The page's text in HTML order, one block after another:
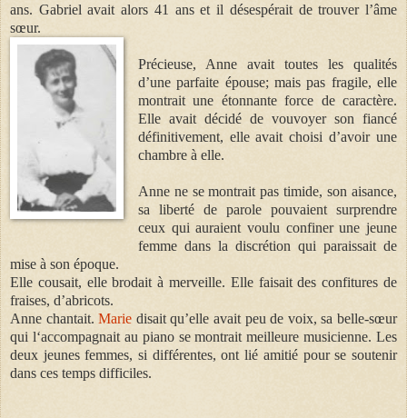
ans. Gabriel avait alors 41 ans et il désespérait de trouver l’âme
sœur.
Précieuse, Anne avait toutes les qualités
d’une parfaite épouse; mais pas fragile, elle
montrait une étonnante force de caractère.
Elle avait décidé de vouvoyer son fiancé
définitivement, elle avait choisi d’avoir une
chambre à elle.
Anne ne se montrait pas timide, son aisance,
sa liberté de parole pouvaient surprendre
ceux qui auraient voulu confiner une jeune
femme dans la discrétion qui paraissait de
mise à son époque.
Elle cousait, elle brodait à merveille. Elle faisait des confitures de
fraises, d’abricots.
Anne chantait.Marie disait qu’elle avait peu de voix, sa belle-sœur
qui l‘accompagnait au piano se montrait meilleure musicienne. Les
deux jeunes femmes, si différentes, ont lié amitié pour se soutenir
dans ces temps difficiles.